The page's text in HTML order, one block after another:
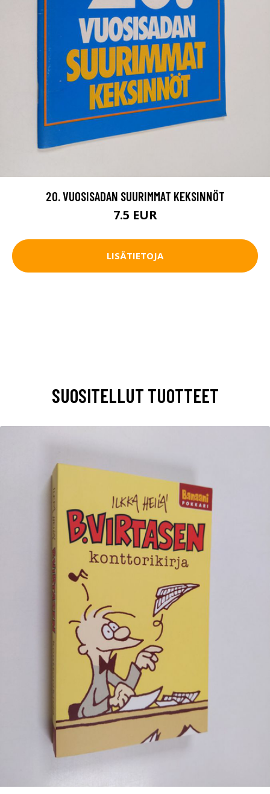
20. VUOSISADAN SUURIMMAT KEKSINNÖT
7.5 EUR
LISÄTIETOJA
SUOSITELLUT TUOTTEET